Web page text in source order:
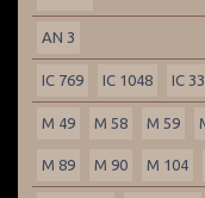
AN 3
IC 769 IC 1048 IC
M 49 M 58 M 59
M 89 M 90 M 104